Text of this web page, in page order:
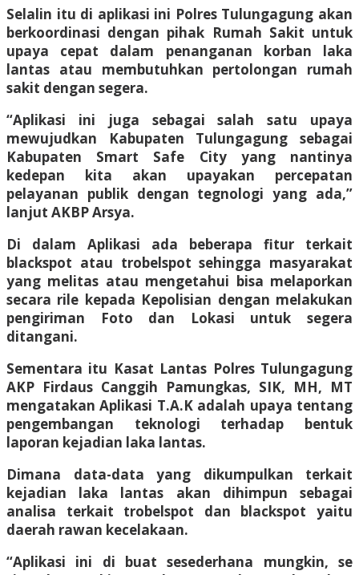
Selalin itu di aplikasi ini Polres Tulungagung akan
berkoordinasi dengan pihak Rumah Sakit untuk
upaya cepat dalam penanganan korban laka
lantas atau membutuhkan pertolongan rumah
sakit dengan segera.
“Aplikasi ini juga sebagai salah satu upaya
mewujudkan Kabupaten Tulungagung sebagai
Kabupaten Smart Safe City yang nantinya
kedepan kita akan upayakan percepatan
pelayanan publik dengan tegnologi yang ada,”
lanjut AKBP Arsya.
Di dalam Aplikasi ada beberapa fitur terkait
blackspot atau trobelspot sehingga masyarakat
yang melitas atau mengetahui bisa melaporkan
secara rile kepada Kepolisian dengan melakukan
pengiriman Foto dan Lokasi untuk segera
ditangani.
Sementara itu Kasat Lantas Polres Tulungagung
AKP Firdaus Canggih Pamungkas, SIK, MH, MT
mengatakan Aplikasi T.A.K adalah upaya tentang
pengembangan teknologi terhadap bentuk
laporan kejadian laka lantas.
Dimana data-data yang dikumpulkan terkait
kejadian laka lantas akan dihimpun sebagai
analisa terkait trobelspot dan blackspot yaitu
daerah rawan kecelakaan.
“Aplikasi ini di buat sesederhana mungkin, se